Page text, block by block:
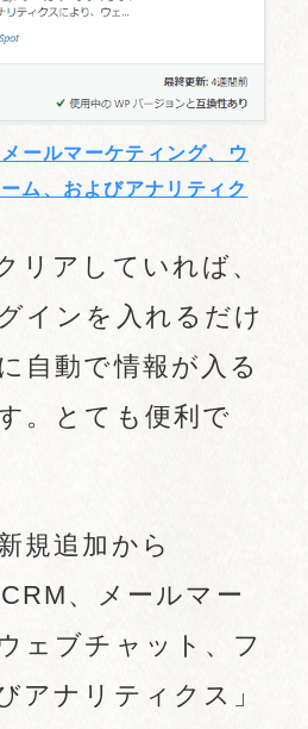
ールマーケティング、ウ
ム、およびアナリティク
リアしていれば、
インを入れるだけ
自動で情報が入る
。とても便利で
規追加から
、メールマー
ェブチャット、フ
アナリティクス」